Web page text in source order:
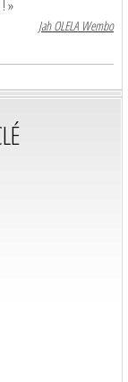
»
Jah OLELA Wembo